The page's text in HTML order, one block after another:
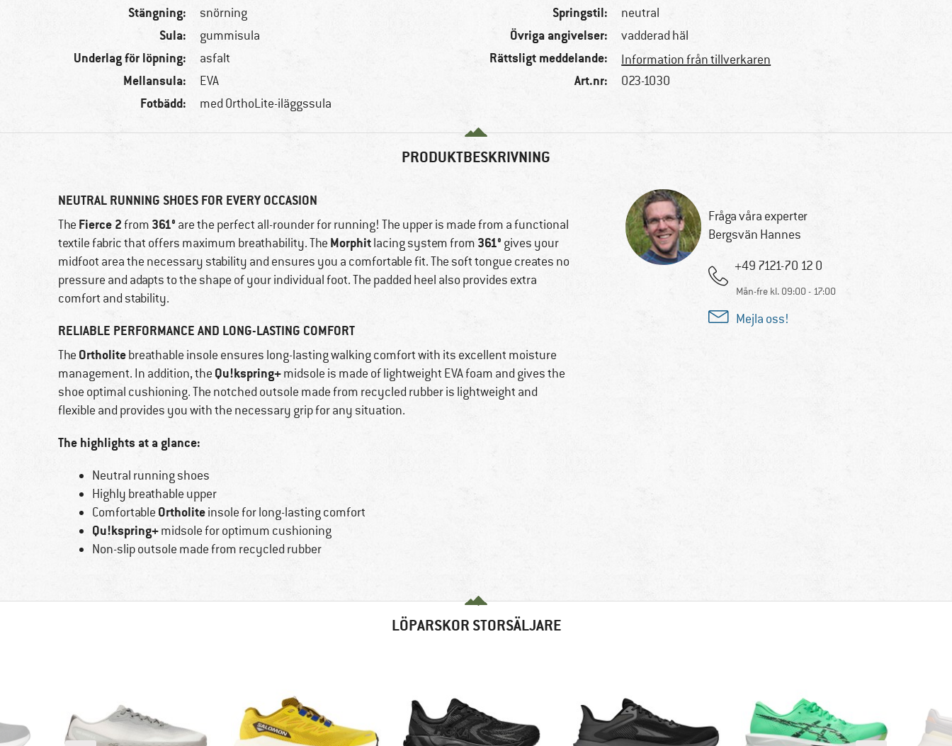
Stängning: snörning
Sula: gummisula
Underlag för löpning: asfalt
Mellansula: EVA
Fotbädd: med OrthoLite-iläggssula
Springstil: neutral
Övriga angivelser: vadderad häl
Rättsligt meddelande: Information från tillverkaren
Art.nr: 023-1030
PRODUKTBESKRIVNING
NEUTRAL RUNNING SHOES FOR EVERY OCCASION
The Fierce 2from 361° are the perfect all-rounder for running! The upper is made from a functional
textile fabric that offers maximum breathability. The Morphitlacing system from 361° gives your
midfoot area the necessary stability and ensures you a comfortable fit. The soft tongue creates no
pressure and adapts to the shape of your individual foot. The padded heel also provides extra
comfort and stability.
RELIABLE PERFORMANCE AND LONG-LASTING COMFORT
The Ortholitebreathable insole ensures long-lasting walking comfort with its excellent moisture
management. In addition, the Qu!kspring+midsole is made of lightweight EVA foam and gives the
shoe optimal cushioning. The notched outsole made from recycled rubber is lightweight and
flexible and provides you with the necessary grip for any situation.
The highlights at a glance:
Neutral running shoes
Highly breathable upper
Comfortable Ortholiteinsole for long-lasting comfort
Qu!kspring+midsole for optimum cushioning
Non-slip outsole made from recycled rubber
Fråga våra experter
Bergsvän Hannes
+49 7121-70 12 0
Mån-fre kl. 09:00 - 17:00
Mejla oss!
LÖPARSKOR STORSÄLJARE